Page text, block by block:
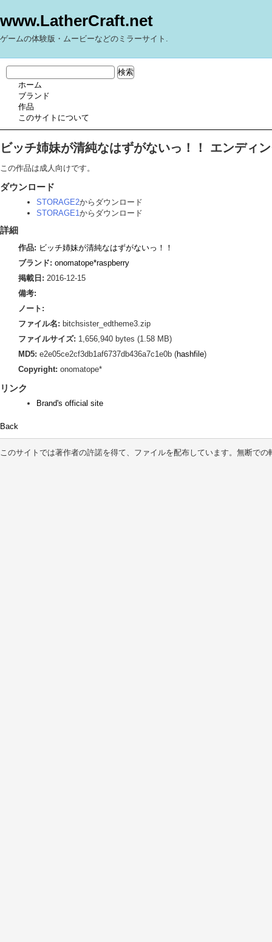
www.LatherCraft.net
ゲームの体験版・ムービーなどのミラーサイト.
ホーム
ブランド
作品
このサイトについて
ビッチ姉妹が清純なはずがないっ！！ エンディ
この作品は成人向けです。
ダウンロード
STORAGE2からダウンロード
STORAGE1からダウンロード
詳細
作品: ビッチ姉妹が清純なはずがないっ！！
ブランド: onomatope*raspberry
掲載日: 2016-12-15
備考:
ノート:
ファイル名: bitchsister_edtheme3.zip
ファイルサイズ: 1,656,940 bytes (1.58 MB)
MD5: e2e05ce2cf3db1af6737db436a7c1e0b (hashfile)
Copyright: onomatope*
リンク
Brand's official site
Back
このサイトでは著作者の許諾を得て、ファイルを配布しています。無断での